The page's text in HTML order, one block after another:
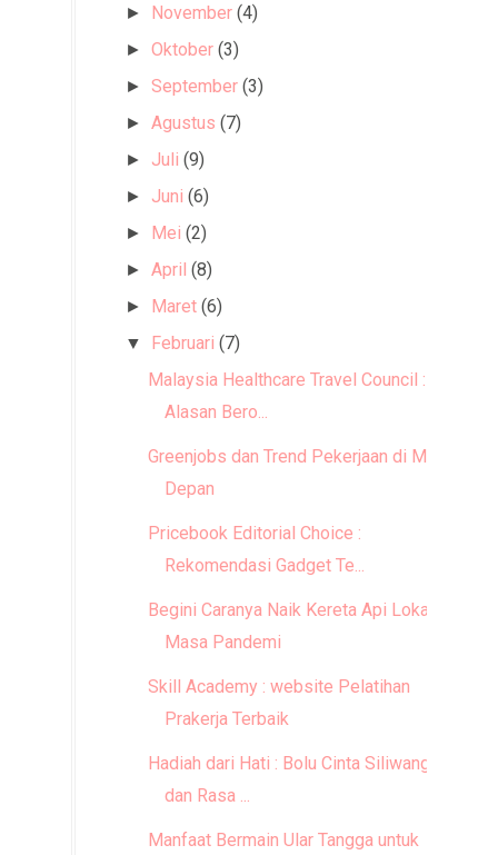
► November (4)
►Oktober (3)
►September (3)
►Agustus (7)
► Juli (9)
► Juni (6)
► Mei (2)
►April (8)
► Maret (6)
▼ Februari (7)
Malaysia Healthcare Travel Council : 5
Alasan Bero...
Greenjobs dan Trend Pekerjaan di Masa
Depan
Pricebook Editorial Choice :
Rekomendasi Gadget Te...
Begini Caranya Naik Kereta Api Lokal di
Masa Pandemi
Skill Academy : website Pelatihan
Prakerja Terbaik
Hadiah dari Hati : Bolu Cinta Siliwangi,
dan Rasa ...
Manfaat Bermain Ular Tangga untuk